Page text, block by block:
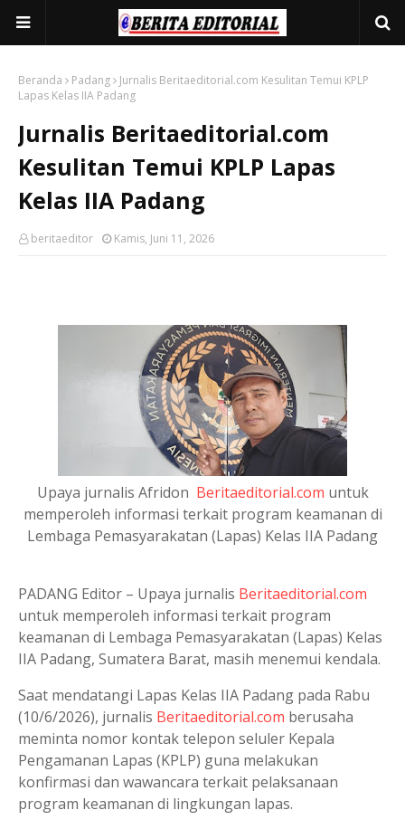
Beranda Padang
Jurnalis Beritaeditorial.com Kesulitan Temui KPLP
Lapas Kelas IIA Padang
Jurnalis Beritaeditorial.com
Kesulitan Temui KPLP Lapas
Kelas IIA Padang
beritaeditor Kamis, Juni 11, 2026
Upaya jurnalis Afridon Beritaeditorial.com untuk
memperoleh informasi terkait program keamanan di
Lembaga Pemasyarakatan (Lapas) Kelas IIA Padang
PADANG Editor – Upaya jurnalis Beritaeditorial.com
untuk memperoleh informasi terkait program
keamanan di Lembaga Pemasyarakatan (Lapas) Kelas
IIA Padang, Sumatera Barat, masih menemui kendala.
Saat mendatangi Lapas Kelas IIA Padang pada Rabu
(10/6/2026), jurnalis Beritaeditorial.com berusaha
meminta nomor kontak telepon seluler Kepala
Pengamanan Lapas (KPLP) guna melakukan
konfirmasi dan wawancara terkait pelaksanaan
program keamanan di lingkungan lapas.